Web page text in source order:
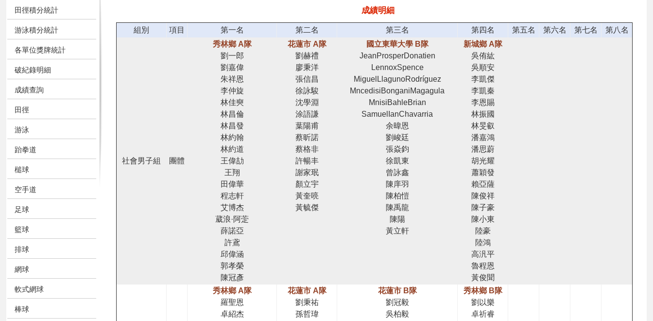
田徑積分統計
游泳積分統計
各單位獎牌統計
破紀錄明細
成績查詢
田徑
游泳
跆拳道
槌球
空手道
足球
籃球
排球
網球
軟式網球
棒球
成績明細
組別 項目 第一名 第二名 第三名 第四名 第五名 第六名 第七名 第八名
社會男子組 團體
秀林鄉 A隊
劉一郎
劉嘉偉
朱祥恩
李仲旋
林佳奭
林昌倫
林昌發
林約翰
林約道
王偉劼
王翔
田偉華
程志軒
艾博杰
葳浪·阿萣
薛諾亞
許鳶
邱偉涵
郭孝榮
陳冠彥
花蓮市 A隊
劉赫禮
廖秉洋
張信昌
徐詠駿
沈學淵
涂語謙
葉陽甫
蔡昕諾
蔡格非
許暢丰
謝家珉
顏立宇
黃奎喨
黃毓傑
國立東華大學 B隊
JeanProsperDonatien
LennoxSpence
MiguelLlagunoRodríguez
MncedisiBonganiMagagula
MnisiBahleBrian
SamuelIanChavarria
余暐恩
劉峻廷
張焱鈞
徐凱東
曾詠鑫
陳庠羽
陳柏愷
陳禹龍
陳陽
黃立軒
新城鄉 A隊
吳侑紘
吳順安
李凱傑
李凱秦
李恩賜
林振國
林旻叡
潘嘉鴻
潘思蔚
胡光耀
蕭穎發
賴亞薩
陳俊祥
陳子豪
陳小東
陸豪
陸鴻
高汎平
魯程恩
黃俊聞
秀林鄉 A隊
羅聖恩
卓紹杰
花蓮市 A隊
劉秉祐
孫哲瑋
花蓮市 B隊
劉冠毅
吳柏毅
秀林鄉 B隊
劉以樂
卓祈睿